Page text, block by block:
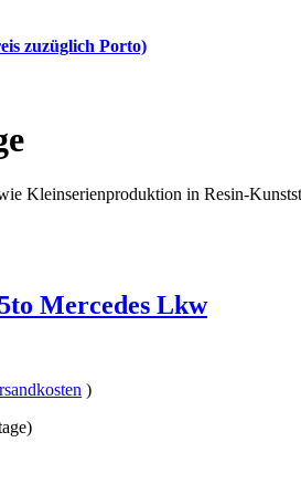
zuzüglich Porto)
Kleinserienproduktion in Resin-
Mercedes Lkw
)